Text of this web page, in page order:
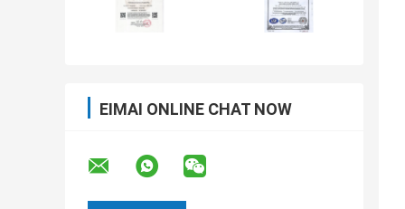
ΕΊΜΑΙ ONLINE CHAT NOW